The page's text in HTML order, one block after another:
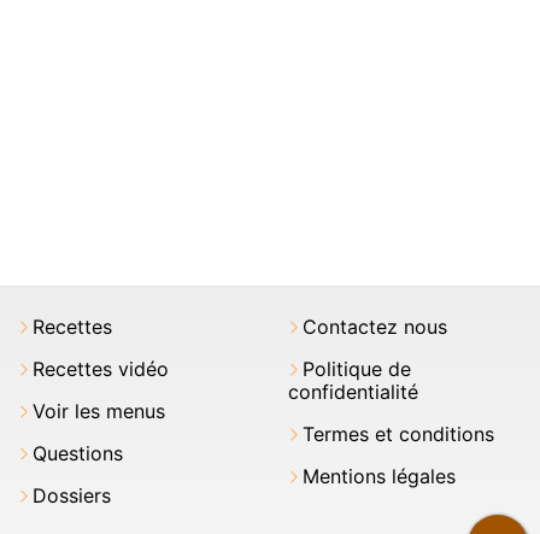
Recettes
Recettes vidéo
Voir les menus
Questions
Dossiers
Contactez nous
Politique de
confidentialité
Termes et conditions
Mentions légales